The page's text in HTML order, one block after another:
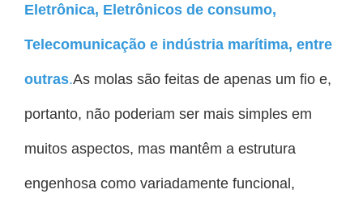
Eletrônica, Eletrônicos de consumo,
Telecomunicação e indústria marítima, entre
outras.As molas são feitas de apenas um fio e,
portanto, não poderiam ser mais simples em
muitos aspectos, mas mantêm a estrutura
engenhosa como variadamente funcional,